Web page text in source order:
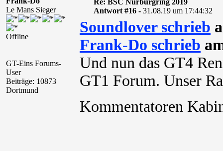
Le Mans Sieger
Offline
GT-Eins Forums-
User
Beiträge: 10873
Dortmund
Re: BSC Nürburgring 2019
Antwort #16 - 31.08.19 um 17:44:32
Soundlover schrieb
Frank-Do schrieb
Und nun das GT4
GT1 Forum. Unser
Kommentatoren